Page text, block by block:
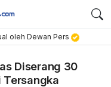
oleh Dewan Pers
Diserang 30
Tersangka